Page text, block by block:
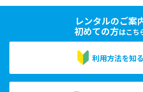
レンタルのご案
初めての方はこち
利用方法を知る